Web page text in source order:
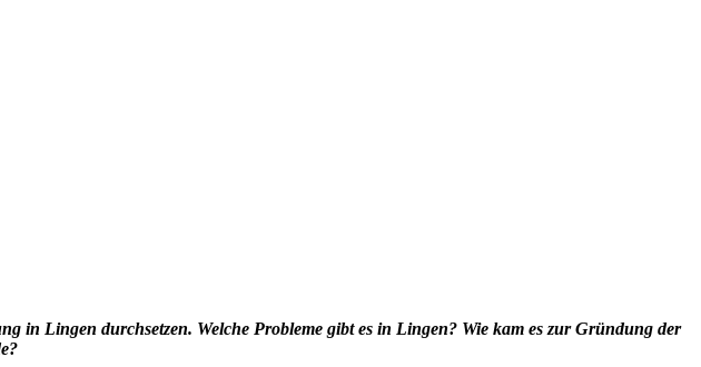
in Lingen durchsetzen. Welche Probleme gibt es in Lingen? Wie kam es zur Gründung der